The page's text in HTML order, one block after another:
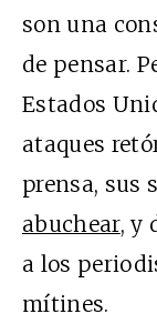
son una
de pensar.
Estados
ataques
prensa, sus
abuchear, y
a los
mítines.